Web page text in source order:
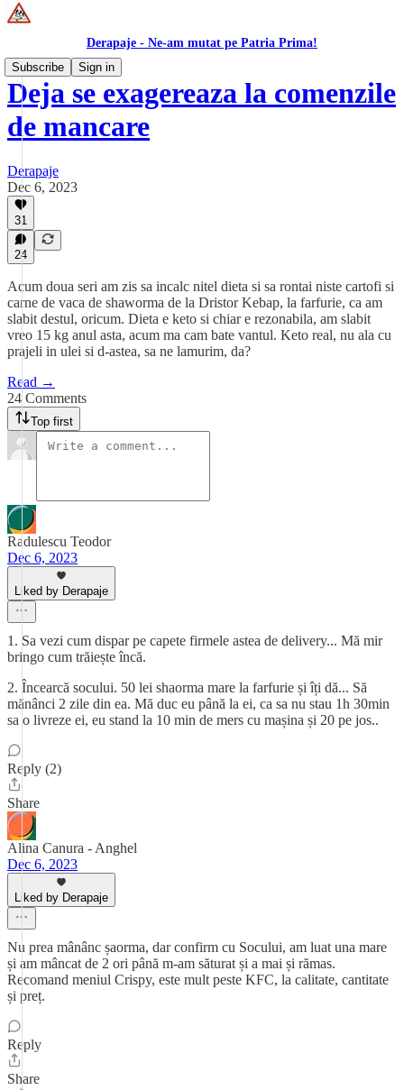
Derapaje - Ne-am mutat pe Patria Prima!
Subscribe
Sign in
Deja se exagereaza la comenzile
de mancare
Derapaje
Dec 6, 2023
31
24
Acum doua seri am zis sa incalc nitel dieta si sa rontai niste cartofi si
carne de vaca de shaworma de la Dristor Kebap, la farfurie, ca am
slabit destul, oricum. Dieta e keto si chiar e rezonabila, am slabit
vreo 15 kg anul asta, acum ma cam bate vantul. Keto real, nu ala cu
prajeli in ulei si d-astea, sa ne lamurim, da?
Read →
24 Comments
Top first
Radulescu Teodor
Dec 6, 2023
Liked by Derapaje
1. Sa vezi cum dispar pe capete firmele astea de delivery... Mă mir
bringo cum trăiește încă.
2. Încearcă socului. 50 lei shaorma mare la farfurie și îți dă... Să
mănânci 2 zile din ea. Mă duc eu până la ei, ca sa nu stau 1h 30min
sa o livreze ei, eu stand la 10 min de mers cu mașina și 20 pe jos..
Reply (2)
Share
Alina Canura - Anghel
Dec 6, 2023
Liked by Derapaje
Nu prea mânânc șaorma, dar confirm cu Socului, am luat una mare
și am mâncat de 2 ori până m-am săturat și a mai și rămas.
Recomand meniul Crispy, este mult peste KFC, la calitate, cantitate
și preț.
Reply
Share